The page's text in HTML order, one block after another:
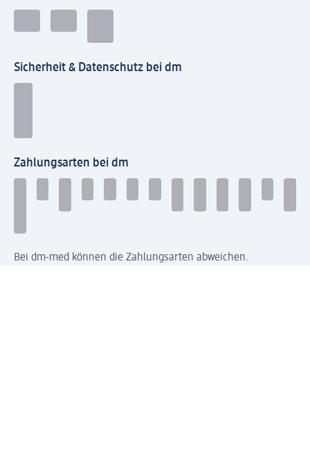
Sicherheit & Datenschutz bei dm
Zahlungsarten bei dm
Bei dm-med können die Zahlungsarten abweichen.